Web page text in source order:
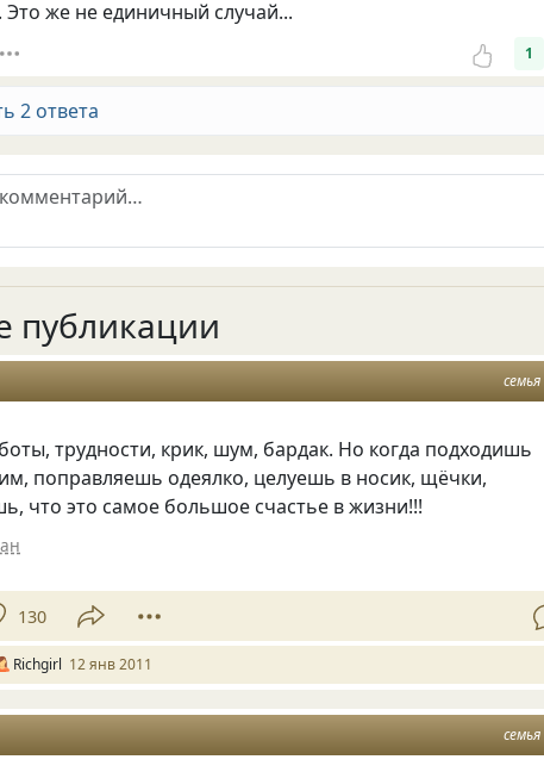
Это же не единичный случай...
1
2 ответа
публикации
семья
трудности, крик, шум, бардак. Но когда подходишь
поправляешь одеялко, целуешь в носик, щёчки,
что это самое большое счастье в жизни!!!
130
Richgirl 12 янв 2011
семья